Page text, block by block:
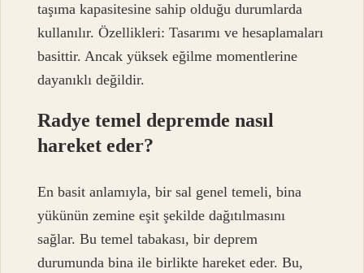
taşıma kapasitesine sahip olduğu durumlarda
kullanılır. Özellikleri: Tasarımı ve hesaplamaları
basittir. Ancak yüksek eğilme momentlerine
dayanıklı değildir.
Radye temel depremde nasıl
hareket eder?
En basit anlamıyla, bir sal genel temeli, bina
yükünün zemine eşit şekilde dağıtılmasını
sağlar. Bu temel tabakası, bir deprem
durumunda bina ile birlikte hareket eder. Bu,